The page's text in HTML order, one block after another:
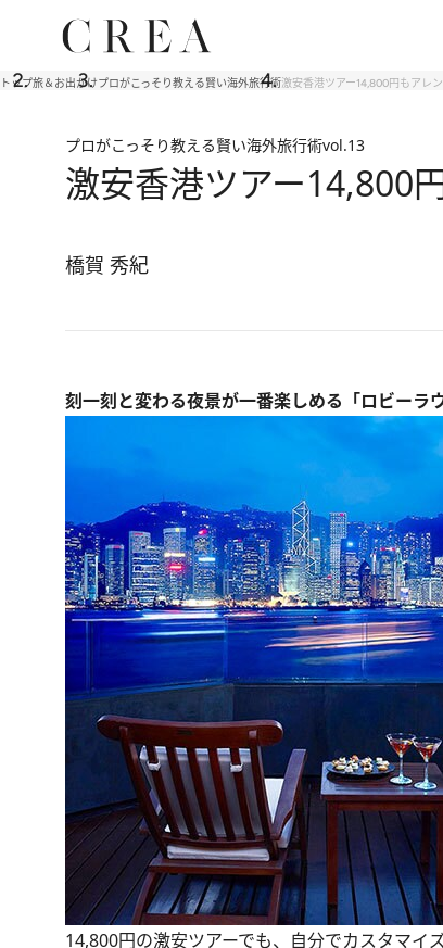
トップ旅＆お出かけプロがこっそり教える賢い海外旅行術激安香港ツアー14,800円もアレ
プロがこっそり教える賢い海外旅行術vol.13
激安香港ツアー14,800
橋賀 秀紀
刻一刻と変わる夜景が一番楽しめる「ロビーラウ
14,800円の激安ツアーでも、自分でカスタマイ